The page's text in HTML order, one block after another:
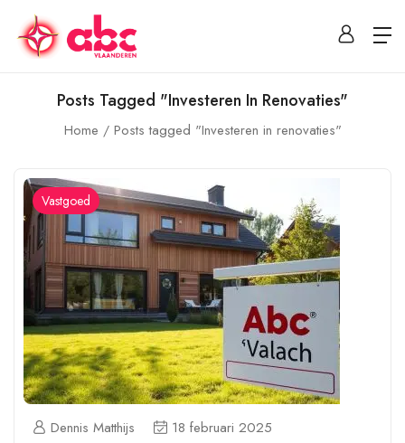
Posts Tagged "Investeren In Renovaties"
Home Posts tagged "Investeren in renovaties"
Vastgoed
Dennis Matthijs 18 februari 2025